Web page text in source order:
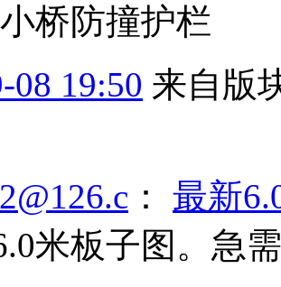
桥防撞护栏
08 19:50 来自版
： 最新
米板子图。急